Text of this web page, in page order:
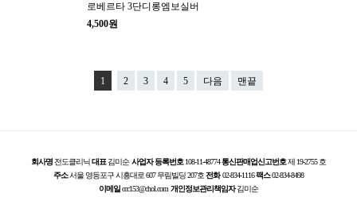
로베르타 3단디롱엠보실버
4,500원
1 2 3 4 5 다음 맨끝
회사명전도클리닉 대표 김미순 사업자 등록번호108-11-48774 통신판매업신고번호제 19-2755 호
주소서울 영등포구 시흥대로 607 무림빌딩 207호 전화02-834-1116 팩스02-834-8498
이메일ccc153@chol.com 개인정보관리책임자김미순